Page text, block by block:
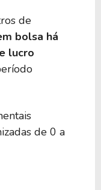
de
bolsa há
lucro
de 0 a